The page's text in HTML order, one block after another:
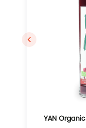
YAN Organic